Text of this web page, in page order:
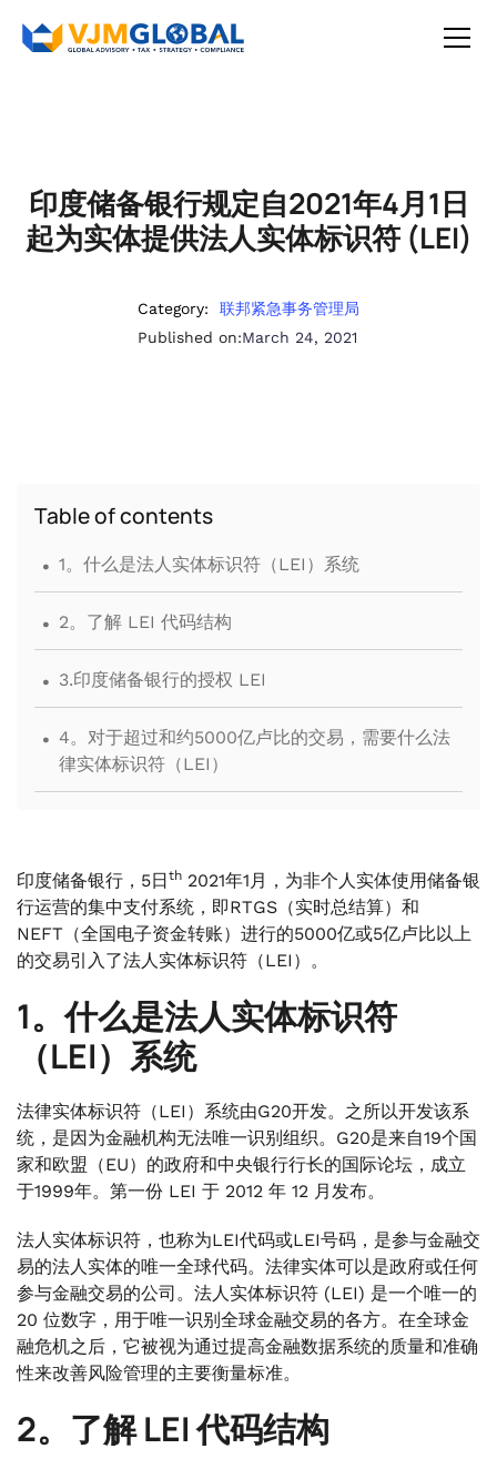
印度储备银行规定自2021年4月1日
起为实体提供法人实体标识符 (LEI)
Category:
联邦紧急事务管理局
Published on:March 24, 2021
Table of contents
. 1。什么是法人实体标识符（LEI）系统
. 2。了解 LEI 代码结构
. 3.印度储备银行的授权 LEI
. 4。对于超过和约5000亿卢比的交易，需要什么法
律实体标识符（LEI）
印度储备银行，5日th 2021年1月，为非个人实体使用储备银
行运营的集中支付系统，即RTGS（实时总结算）和
NEFT（全国电子资金转账）进行的5000亿或5亿卢比以上
的交易引入了法人实体标识符（LEI）。
1。什么是法人实体标识符
（LEI）系统
法律实体标识符（LEI）系统由G20开发。之所以开发该系
统，是因为金融机构无法唯一识别组织。G20是来自19个国
家和欧盟（EU）的政府和中央银行行长的国际论坛，成立
于1999年。第一份 LEI 于 2012 年 12 月发布。
法人实体标识符，也称为LEI代码或LEI号码，是参与金融交
易的法人实体的唯一全球代码。法律实体可以是政府或任何
参与金融交易的公司。法人实体标识符 (LEI) 是一个唯一的
20 位数字，用于唯一识别全球金融交易的各方。在全球金
融危机之后，它被视为通过提高金融数据系统的质量和准确
性来改善风险管理的主要衡量标准。
2。了解 LEI 代码结构